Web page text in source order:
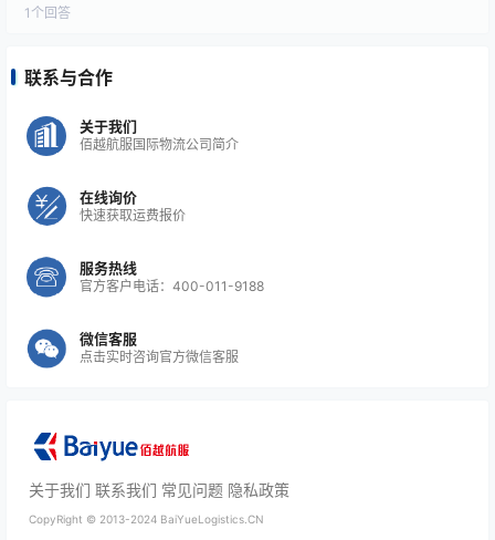
1 个回答
联系与合作
关于我们
佰越航服国际物流公司简介
在线询价
快速获取运费报价
服务热线
官方客户电话：400-011-9188
微信客服
点击实时咨询官方微信客服
关于我们 联系我们 常见问题 隐私政策
CopyRight © 2013-2024 BaiYueLogistics.CN